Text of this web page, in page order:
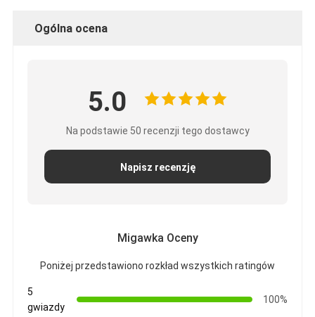
Ogólna ocena
5.0
Na podstawie 50 recenzji tego dostawcy
Napisz recenzję
Migawka Oceny
Poniżej przedstawiono rozkład wszystkich ratingów
5
gwiazdy
100%